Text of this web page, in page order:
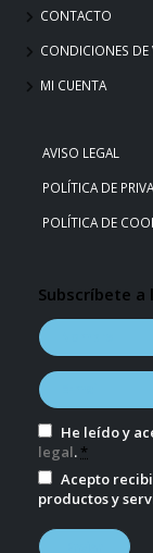
CONTACTO
CONDICIONES DE
MI CUENTA
AVISO LEGAL
POLÍTICA DE
POLÍTICA DE
Subscríbete a
He leído y
legal. *
Acepto
productos y